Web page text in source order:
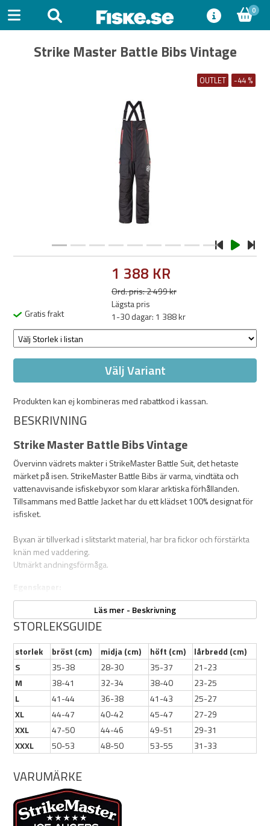
0
Strike Master Battle Bibs Vintage
OUTLET -44 %
Gratis frakt
1 388 KR
Ord. pris: 2 499 kr
Lägsta pris
1-30 dagar: 1 388 kr
Välj Variant
Produkten kan ej kombineras med rabattkod i kassan.
BESKRIVNING
Strike Master Battle Bibs Vintage
Övervinn vädrets makter i StrikeMaster Battle Suit, det hetaste
märket på isen. StrikeMaster Battle Bibs är varma, vindtäta och
vattenavvisande isfiskebyxor som klarar arktiska förhållanden.
Tillsammans med Battle Jacket har du ett klädset 100% designat för
isfisket.
Byxan är tillverkad i slitstarkt material, har bra fickor och förstärkta
knän med vaddering.
Utmärkt andningsförmåga.
Magnetisk klaff på sidodragkedjorna
Bröstfickor med fleecefoder för att värma händerna
Magnetisk klaff på huvuddragkedjan, justerbar nederkant på
benen
Premium YKK-dragkedjor
D-ringar på benfickorna
Flera lager av EPF-knäskydd
100% Oxford Nylon
100% polyester/PU-beläggning
100% polyester trikåfoder
160g vadderad isolering
Läs mer - Beskrivning
STORLEKSGUIDE
storlek bröst (cm) midja (cm) höft (cm)
lårbredd (cm)
S
35-38 28-30 35-37
21-23
M
38-41 32-34 38-40
23-25
L
41-44 36-38 41-43
25-27
XL
44-47 40-42 45-47
27-29
XXL
47-50 44-46 49-51
29-31
XXXL
50-53 48-50 53-55 31-33
VARUMÄRKE